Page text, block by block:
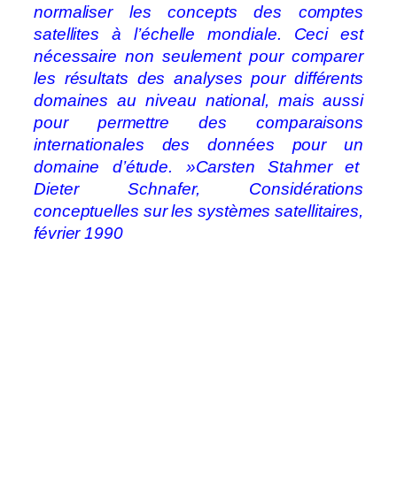
normaliser les concepts des comptes
satellites à l’échelle mondiale. Ceci est
nécessaire non seulement pour comparer
les résultats des analyses pour différents
domaines au niveau national, mais aussi
pour permettre des comparaisons
internationales des données pour un
domaine d’étude. »Carsten Stahmer et
Dieter Schnafer, Considérations
conceptuelles sur les systèmes satellitaires,
février 1990